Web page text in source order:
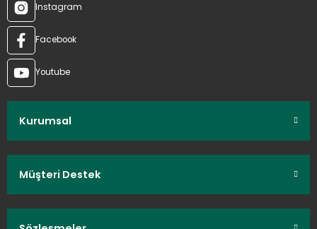
Instagram
Facebook
Youtube
Kurumsal
Müşteri Destek